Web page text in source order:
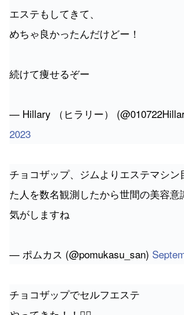
エステもしてきて、
めちゃ良かったんだけどー！
続けて痩せるぞー
— Hillary （ヒラリー）
2023
チョコザップ、ジムよりエステマシン
た人を数名観測したから世間の美容意
気がしますね
— ポムカス (@pomukasu_san)
チョコザップでセルフエステ